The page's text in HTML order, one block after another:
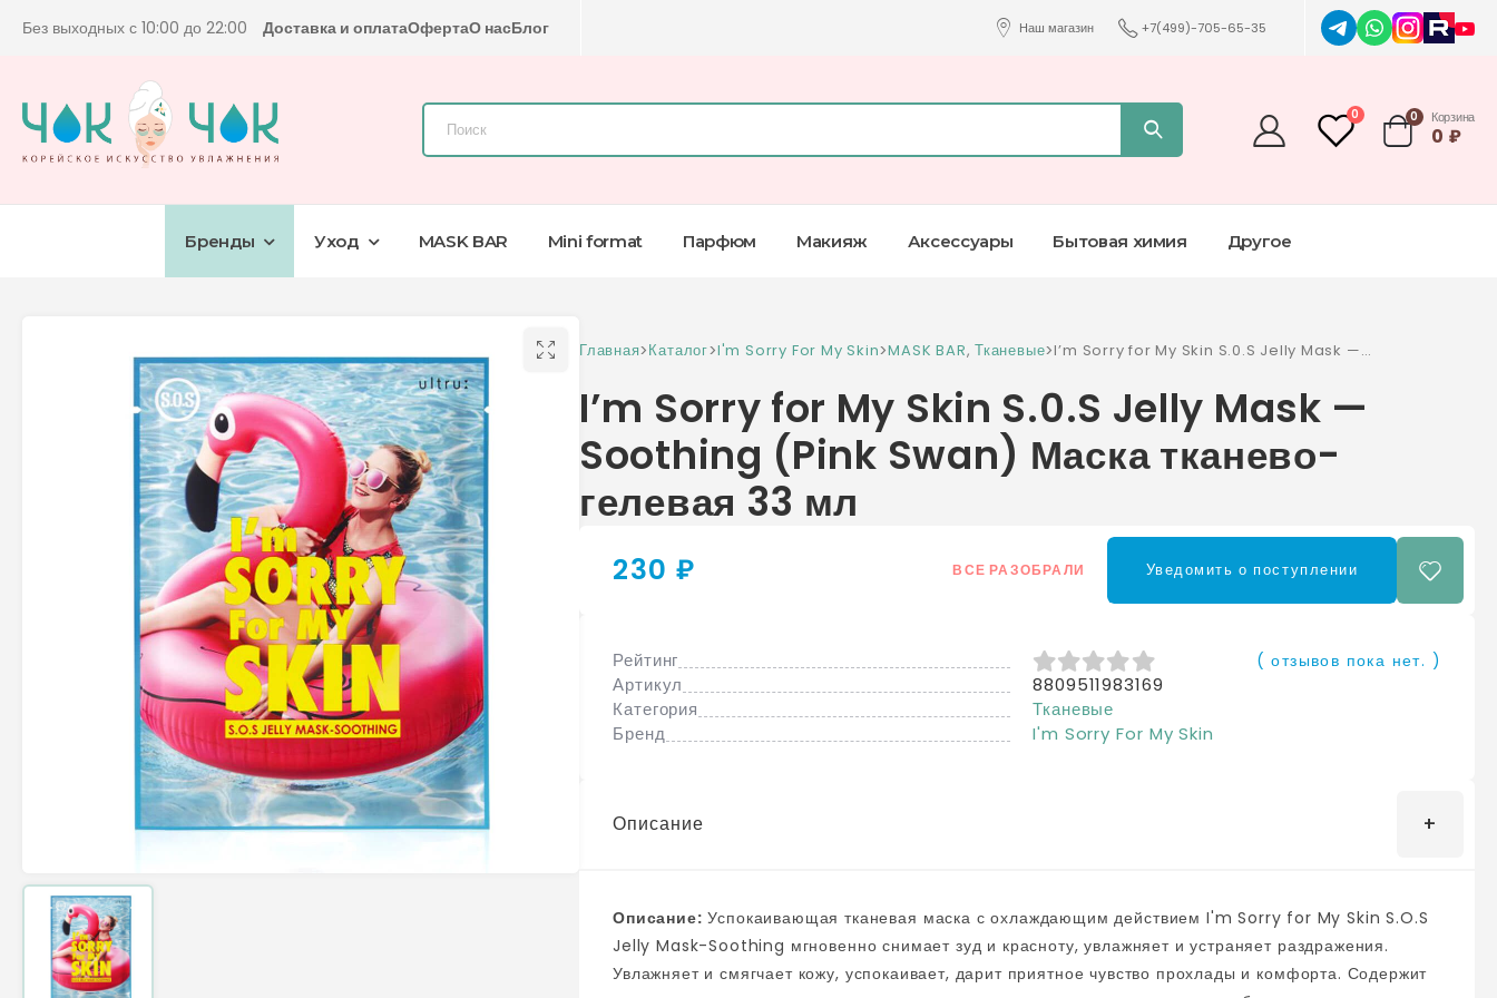
Без выходных с 10:00 до 22:00 Доставка и оплатаОфертаО насБлог Наш магазин +7(499)-705-65-35
0 0 Корзина
0 ₽
Бренды Уход MASK BAR Mini format Парфюм Макияж Аксессуары Бытовая химия Другое
Главная>Каталог>I'm Sorry For My Skin>MASK BAR,Тканевые>I’m Sorry for My Skin S.0.S Jelly Mask —
33 мл
I’m Sorry for My Skin S.0.S Jelly Mask —
Soothing (Pink Swan) Маска тканево-
гелевая 33 мл
230 ₽ ВСЕ РАЗОБРАЛИ Уведомить о поступлении
Рейтинг
0из 5
( отзывов пока нет. )
Артикул
8809511983169
Категория
Тканевые
Бренд
I'm Sorry For My Skin
Описание
Описание: Успокаивающая тканевая маска с охлаждающим действием I'm Sorry for My Skin S.O.S
Jelly Mask-Soothing мгновенно снимает зуд и красноту, увлажняет и устраняет раздражения.
Увлажняет и смягчает кожу, успокаивает, дарит приятное чувство прохлады и комфорта. Содержит